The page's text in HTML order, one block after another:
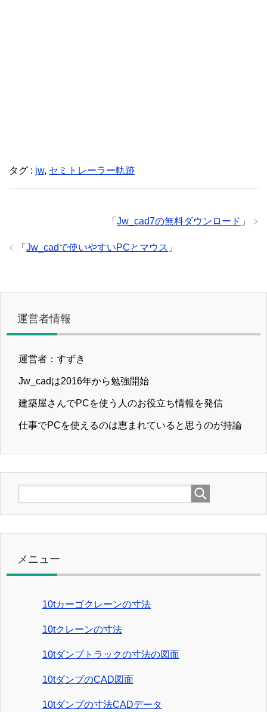
タグ : jw, セミトレーラー軌跡
「 Jw_cad7の無料ダウンロード 」
「 Jw_cadで使いやすいPCとマウス 」
運営者情報
運営者：すずき
Jw_cadは2016年から勉強開始
建築屋さんでPCを使う人のお役立ち情報を発信
仕事でPCを使えるのは恵まれていると思うのが持論
メニュー
10tカーゴクレーンの寸法
10tクレーンの寸法
10tダンプトラックの寸法の図面
10tダンプのCAD図面
10tダンプの寸法CADデータ